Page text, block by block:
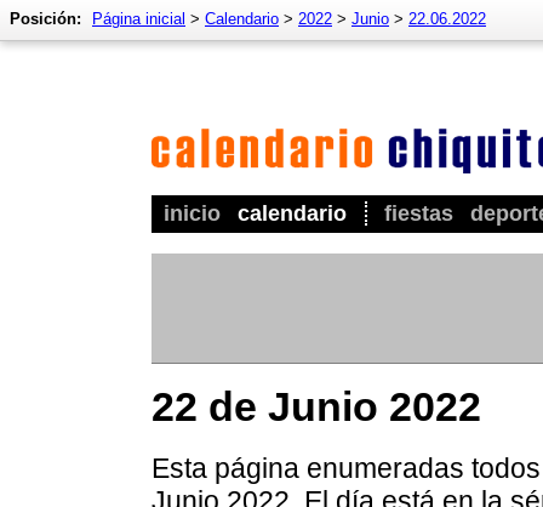
inicio calendario fiestas
Posición: Página inicial > Calendario > 2022 > Junio > 22.06.2022
22 de Junio 2022
Esta página enumeradas